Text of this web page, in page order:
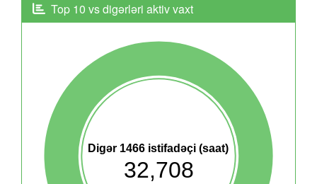
Top 10 vs digərləri aktiv vaxt
Digər 1466 istifadəçi (saat)
32,708